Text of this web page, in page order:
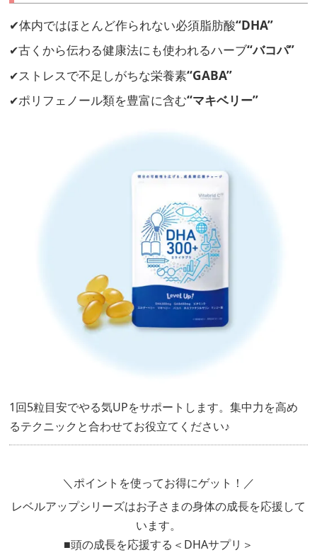
✔体内ではほとんど作られない必須脂肪酸“DHA”
✔古くから伝わる健康法にも使われるハーブ“バコパ”
✔ストレスで不足しがちな栄養素“GABA”
✔ポリフェノール類を豊富に含む“マキベリー”
1回5粒目安でやる気UPをサポートします。集中力を高め
るテクニックと合わせてお役立てください♪
＼ポイントを使ってお得にゲット！／
レベルアップシリーズはお子さまの身体の成長を応援して
います。
■頭の成長を応援する＜DHAサプリ＞